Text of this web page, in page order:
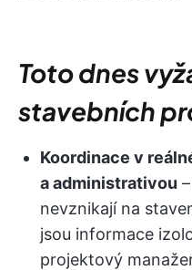
Toto dnes
stavebních
Koordinace v
a administrativou
nevznikají na
jsou informace
projektový